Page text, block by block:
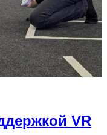
VR